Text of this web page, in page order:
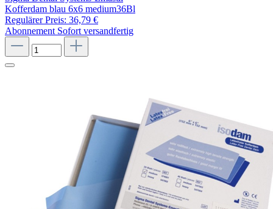
Kofferdam blau 6x6 medium36Bl
Regulärer Preis: 36,79 €
Abonnement Sofort versandfertig